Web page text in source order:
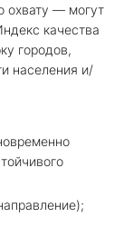
охвату — могут
качества
городов,
населения и/